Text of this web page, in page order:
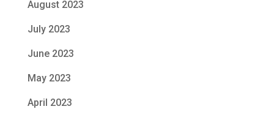
August 2023
July 2023
June 2023
May 2023
April 2023